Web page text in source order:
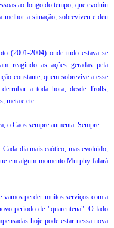
ao longo do tempo, que evoluiu
melhor a situação, sobreviveu e deu
(2001-2004) onde tudo estava se
reagindo as ações geradas pela
constante, quem sobrevive a esse
a toda hora, desde Trolls,
meta e etc ...
o Caos sempre aumenta. Sempre.
dia mais caótico, mas evoluído,
em algum momento Murphy falará
vamos perder muitos serviços com a
período de "quarentena". O lado
hoje pode estar nessa nova